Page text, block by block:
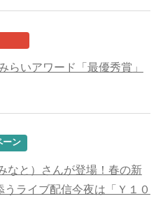
らいアワード「最優秀賞」
ーン
なと）さんが登場！春の新
ライブ配信今夜は「Ｙ１０